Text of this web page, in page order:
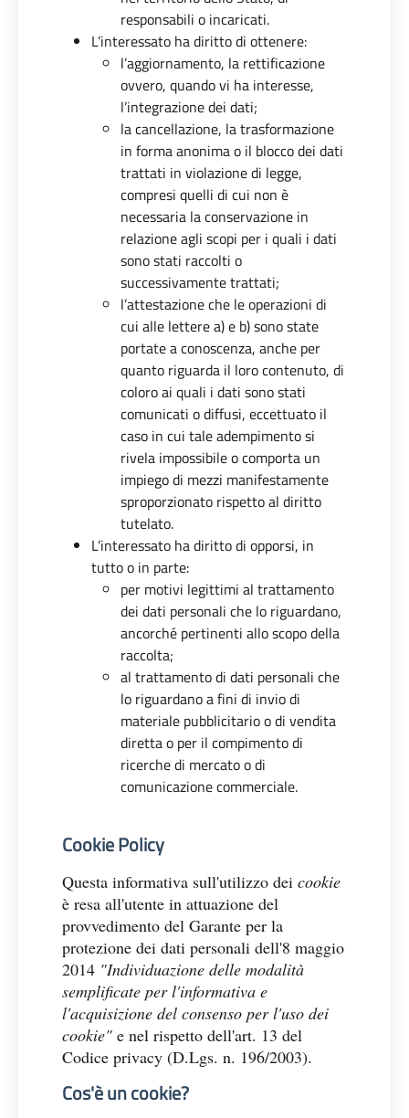
responsabili o incaricati.
L’interessato ha diritto di ottenere:
l’aggiornamento, la rettificazione
ovvero, quando vi ha interesse,
l’integrazione dei dati;
la cancellazione, la trasformazione
in forma anonima o il blocco dei dati
trattati in violazione di legge,
compresi quelli di cui non è
necessaria la conservazione in
relazione agli scopi per i quali i dati
sono stati raccolti o
successivamente trattati;
l’attestazione che le operazioni di
cui alle lettere a) e b) sono state
portate a conoscenza, anche per
quanto riguarda il loro contenuto, di
coloro ai quali i dati sono stati
comunicati o diffusi, eccettuato il
caso in cui tale adempimento si
rivela impossibile o comporta un
impiego di mezzi manifestamente
sproporzionato rispetto al diritto
tutelato.
L’interessato ha diritto di opporsi, in
tutto o in parte:
per motivi legittimi al trattamento
dei dati personali che lo riguardano,
ancorché pertinenti allo scopo della
raccolta;
al trattamento di dati personali che
lo riguardano a fini di invio di
materiale pubblicitario o di vendita
diretta o per il compimento di
ricerche di mercato o di
comunicazione commerciale.
Cookie Policy
Questa informativa sull'utilizzo dei cookie
è resa all'utente in attuazione del
provvedimento del Garante per la
protezione dei dati personali dell'8 maggio
2014 "Individuazione delle modalità
semplificate per l'informativa e
l'acquisizione del consenso per l'uso dei
cookie" e nel rispetto dell'art. 13 del
Codice privacy (D.Lgs. n. 196/2003).
Cos'è un cookie?